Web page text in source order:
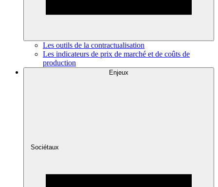
Les outils de la contractualisation
Les indicateurs de prix de marché et de coûts de
production
Enjeux
Sociétaux